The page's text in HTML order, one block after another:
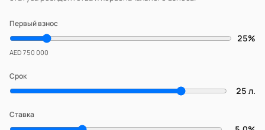
Первый взнос
25%
AED 750 000
Срок
25 л.
Ставка